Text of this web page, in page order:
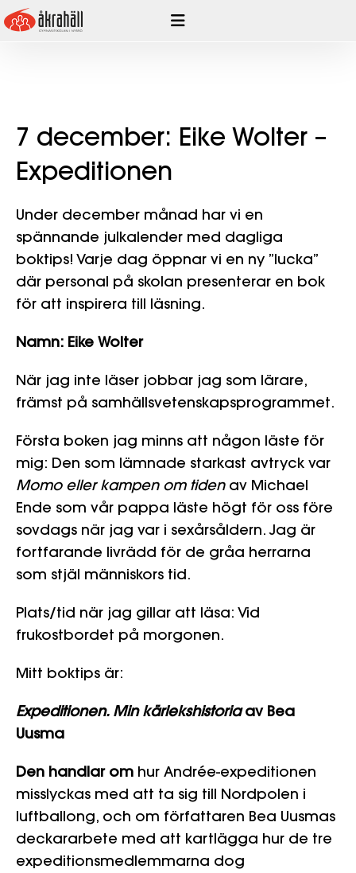
Hoppa
till
7 december: Eike Wolter –
Expeditionen
Under december månad har vi en
spännande julkalender med dagliga
boktips! Varje dag öppnar vi en ny ”lucka”
där personal på skolan presenterar en bok
för att inspirera till läsning.
Namn: Eike Wolter
När jag inte läser jobbar jag som lärare,
främst på samhällsvetenskapsprogrammet.
Första boken jag minns att någon läste för
mig: Den som lämnade starkast avtryck var
Momo eller kampen om tidenav Michael
Ende som vår pappa läste högt för oss före
sovdags när jag var i sexårsåldern. Jag är
fortfarande livrädd för de gråa herrarna
som stjäl människors tid.
Plats/tid när jag gillar att läsa: Vid
frukostbordet på morgonen.
Mitt boktips är:
Expeditionen. Min kärlekshistoriaav Bea
Uusma
Den handlar om hur Andrée-expeditionen
misslyckas med att ta sig till Nordpolen i
luftballong, och om författaren Bea Uusmas
deckararbete med att kartlägga hur de tre
expeditionsmedlemmarna dog